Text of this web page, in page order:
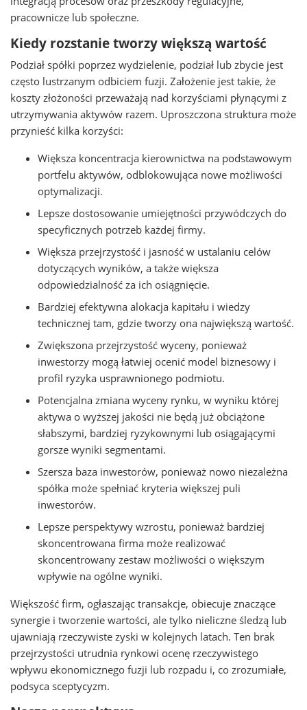
pracownicze lub społeczne.
Kiedy rozstanie tworzy większą wartość
Podział spółki poprzez wydzielenie, podział lub zbycie jest
często lustrzanym odbiciem fuzji. Założenie jest takie, że
koszty złożoności przeważają nad korzyściami płynącymi z
utrzymywania aktywów razem. Uproszczona struktura może
przynieść kilka korzyści:
Większa koncentracja kierownictwa na podstawowym
portfelu aktywów, odblokowująca nowe możliwości
optymalizacji.
Lepsze dostosowanie umiejętności przywódczych do
specyficznych potrzeb każdej firmy.
Większa przejrzystość i jasność w ustalaniu celów
dotyczących wyników, a także większa
odpowiedzialność za ich osiągnięcie.
Bardziej efektywna alokacja kapitału i wiedzy
technicznej tam, gdzie tworzy ona największą wartość.
Zwiększona przejrzystość wyceny, ponieważ
inwestorzy mogą łatwiej ocenić model biznesowy i
profil ryzyka usprawnionego podmiotu.
Potencjalna zmiana wyceny rynku, w wyniku której
aktywa o wyższej jakości nie będą już obciążone
słabszymi, bardziej ryzykownymi lub osiągającymi
gorsze wyniki segmentami.
Szersza baza inwestorów, ponieważ nowo niezależna
spółka może spełniać kryteria większej puli
inwestorów.
Lepsze perspektywy wzrostu, ponieważ bardziej
skoncentrowana firma może realizować
skoncentrowany zestaw możliwości o większym
wpływie na ogólne wyniki.
Większość firm, ogłaszając transakcje, obiecuje znaczące
synergie i tworzenie wartości, ale tylko nieliczne śledzą lub
ujawniają rzeczywiste zyski w kolejnych latach. Ten brak
przejrzystości utrudnia rynkowi ocenę rzeczywistego
wpływu ekonomicznego fuzji lub rozpadu i, co zrozumiałe,
podsyca sceptycyzm.